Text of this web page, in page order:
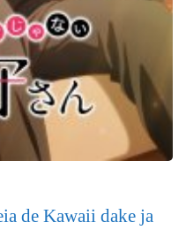
de Kawaii dake ja